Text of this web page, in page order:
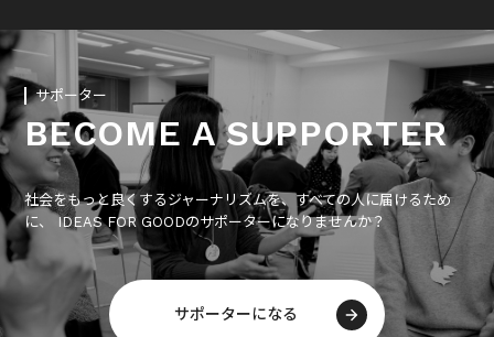
サポーター
BECOME A SUPPORTER
社会をもっと良くするジャーナリズムを、すべての人に届けるため
に、 IDEAS FOR GOODのサポーターになりませんか？
サポーターになる